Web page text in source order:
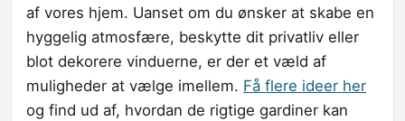
af vores hjem. Uanset om du ønsker at skabe en
hyggelig atmosfære, beskytte dit privatliv eller
blot dekorere vinduerne, er der et væld af
muligheder at vælge imellem. Få flere ideer her
og find ud af, hvordan de rigtige gardiner kan